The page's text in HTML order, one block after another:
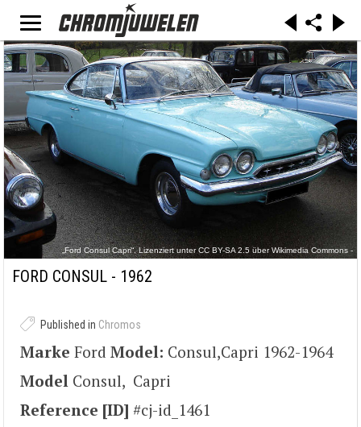
„Ford Consul Capri“. Lizenziert unter CC BY-SA 2.5 über Wikimedia Commons -
https://commons.wikimedia.org/wiki/File:Ford_Consul_Capri.jpg#/media/File:Ford_Consul_Ca
FORD CONSUL - 1962
Published in Chromos
Marke Ford Model: Consul,Capri 1962-1964
Model Consul, Capri
Reference [ID] #cj-id_1461